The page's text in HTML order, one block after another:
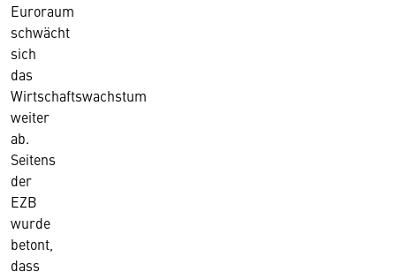
Euroraum
schwächt
sich
das
Wirtschaftswachstum
weiter
ab.
Seitens
der
EZB
wurde
betont,
dass